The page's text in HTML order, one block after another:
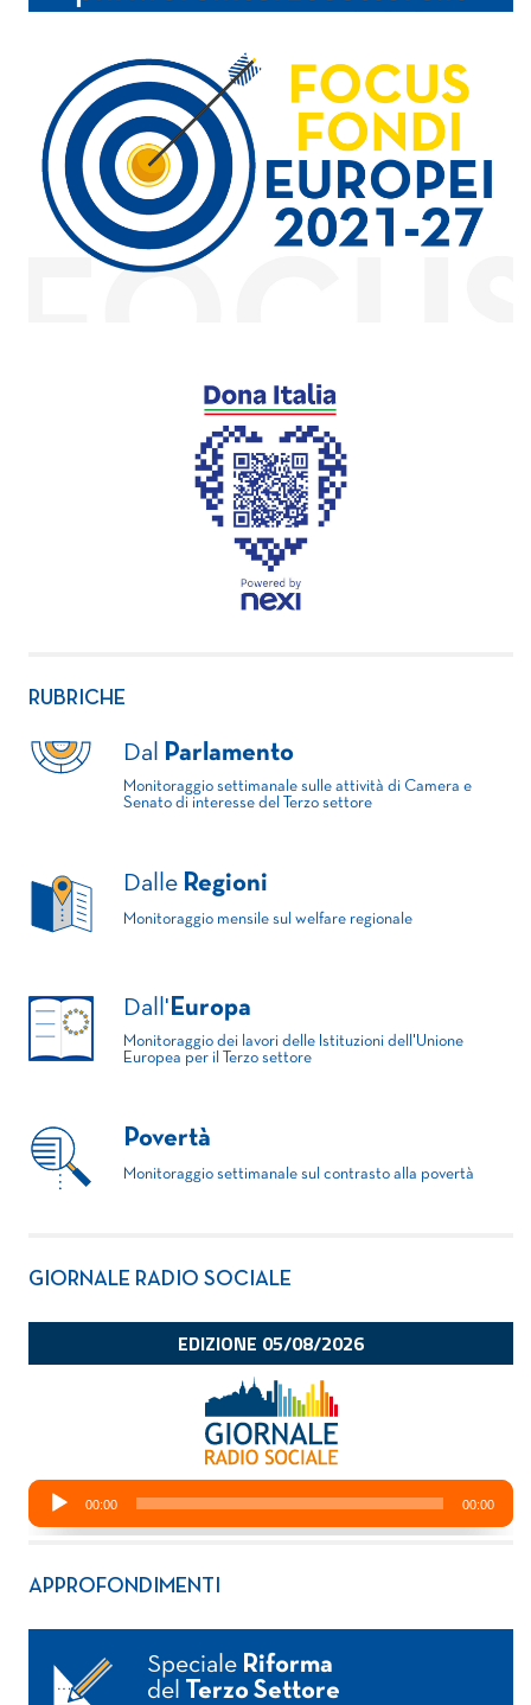
RUBRICHE
Dal Parlamento
Monitoraggio settimanale sulle attività di Camera e
Senato di interesse del Terzo settore
Dalle Regioni
Monitoraggio mensile sul welfare regionale
Dall' Europa
Monitoraggio dei lavori delle Istituzioni dell'Unione
Europea per il Terzo settore
Povertà
Monitoraggio settimanale sul contrasto alla povertà
GIORNALE RADIO SOCIALE
APPROFONDIMENTI
Speciale Riforma
del
Terzo Settore